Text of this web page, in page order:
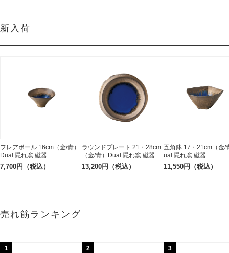
新入荷
フレアボール 16cm（金/青）
Dual 隠れ窯 磁器
7,700円（税込）
ラウンドプレート 21・28cm
（金/青）Dual 隠れ窯 磁器
13,200円（税込）
五角鉢 17・21cm（金/
ual 隠れ窯 磁器
11,550円（税込）
売れ筋ランキング
1 2 3